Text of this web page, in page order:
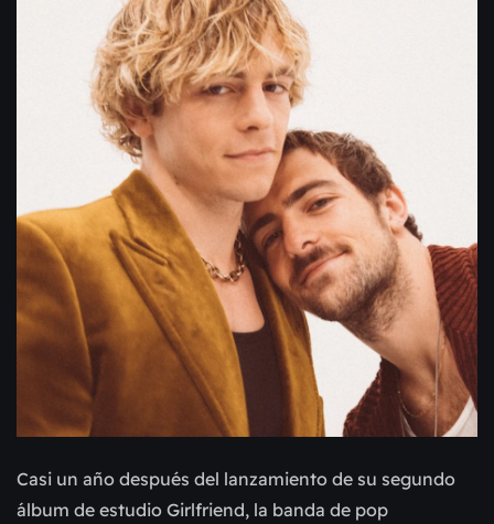
Casi un año después del lanzamiento de su segundo
álbum de estudio Girlfriend, la banda de pop